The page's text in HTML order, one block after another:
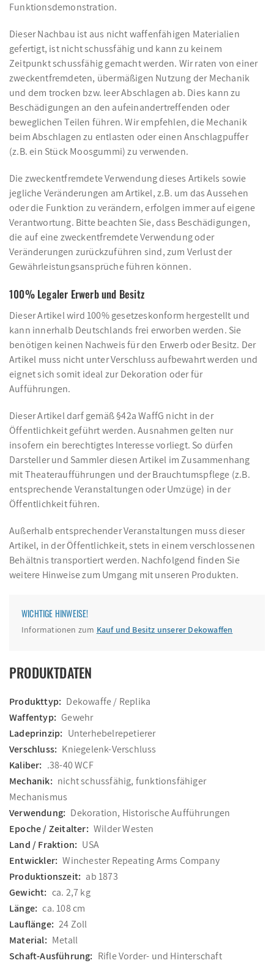
Funktionsdemonstration.
Dieser Nachbau ist aus nicht waffenfähigen Materialien
gefertigt, ist nicht schussfähig und kann zu keinem
Zeitpunkt schussfähig gemacht werden. Wir raten von einer
zweckentfremdeten, übermäßigen Nutzung der Mechanik
und dem trocken bzw. leer Abschlagen ab. Dies kann zu
Beschädigungen an den aufeinandertreffenden oder
beweglichen Teilen führen. Wir empfehlen, die Mechanik
beim Abschlagen zu entlasten oder einen Anschlagpuffer
(z.B. ein Stück Moosgummi) zu verwenden.
Die zweckentfremdete Verwendung dieses Artikels sowie
jegliche Veränderungen am Artikel, z.B. um das Aussehen
oder die Funktion zu verändern, erfolgen immer auf eigene
Verantwortung. Bitte beachten Sie, dass Beschädigungen,
die auf eine zweckentfremdete Verwendung oder
Veränderungen zurückzuführen sind, zum Verlust der
Gewährleistungsansprüche führen können.
100% Legaler Erwerb und Besitz
Dieser Artikel wird 100% gesetzeskonform hergestellt und
kann innerhalb Deutschlands frei erworben werden. Sie
benötigen keinen Nachweis für den Erwerb oder Besitz. Der
Artikel muss nicht unter Verschluss aufbewahrt werden und
eignet sich somit ideal zur Dekoration oder für
Aufführungen.
Dieser Artikel darf gemäß §42a WaffG nicht in der
Öffentlichkeit geführt werden. Ausnahmen gelten nur
insofern ein berechtigtes Interesse vorliegt. So dürfen
Darsteller und Sammler diesen Artikel im Zusammenhang
mit Theateraufführungen und der Brauchtumspflege (z.B.
entsprechende Veranstaltungen oder Umzüge) in der
Öffentlichkeit führen.
Außerhalb entsprechender Veranstaltungen muss dieser
Artikel, in der Öffentlichkeit, stets in einem verschlossenen
Behältnis transportiert werden. Nachfolgend finden Sie
weitere Hinweise zum Umgang mit unseren Produkten.
WICHTIGE HINWEISE!
Informationen zum Kauf und Besitz unserer Dekowaffen
PRODUKTDATEN
Produkttyp: Dekowaffe / Replika
Waffentyp: Gewehr
Ladeprinzip: Unterhebelrepetierer
Verschluss: Kniegelenk-Verschluss
Kaliber: .38-40 WCF
Mechanik: nicht schussfähig, funktionsfähiger
Mechanismus
Verwendung: Dekoration, Historische Aufführungen
Epoche / Zeitalter: Wilder Westen
Land / Fraktion: USA
Entwickler: Winchester Repeating Arms Company
Produktionszeit: ab 1873
Gewicht: ca. 2,7 kg
Länge: ca. 108 cm
Lauflänge: 24 Zoll
Material: Metall
Schaft-Ausführung: Rifle Vorder- und Hinterschaft